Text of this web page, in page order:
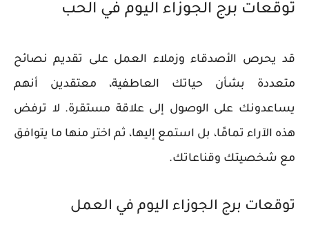
توقعات برج الجوزاء اليوم في الحب
قد يحرص الأصدقاء وزملاء العمل على تقديم نصائح
متعددة بشأن حياتك العاطفية، معتقدين أنهم
يساعدونك على الوصول إلى علاقة مستقرة. لا ترفض
هذه الآراء تمامًا، بل استمع إليها، ثم اختر منها ما يتوافق
مع شخصيتك وقناعاتك.
توقعات برج الجوزاء اليوم في العمل